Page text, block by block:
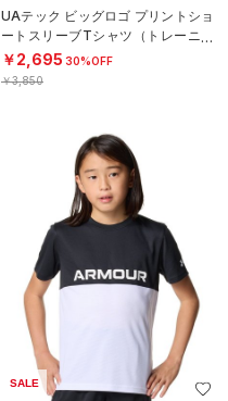
UAテック ビッグロゴ プリントショ
ートスリーブTシャツ（トレーニン
グ/BOYS）
￥2,695 30%OFF
￥3,850
SALE